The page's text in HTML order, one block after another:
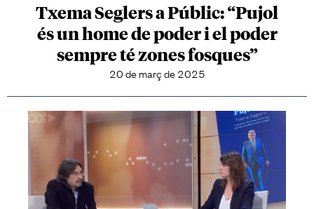
Txema Seglers a Públic: “Pujol
és un home de poder i el poder
sempre té zones fosques”
20 de març de 2025